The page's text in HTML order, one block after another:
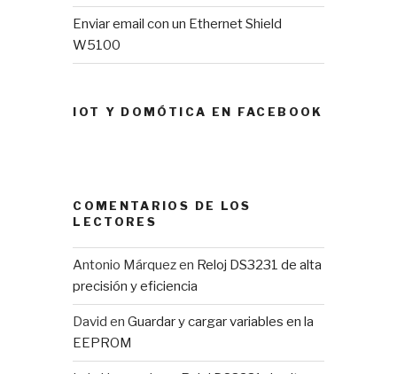
Enviar email con un Ethernet Shield
W5100
IOT Y DOMÓTICA EN FACEBOOK
COMENTARIOS DE LOS
LECTORES
Antonio Márquezen Reloj DS3231 de alta
precisión y eficiencia
David enGuardar y cargar variables en la
EEPROM